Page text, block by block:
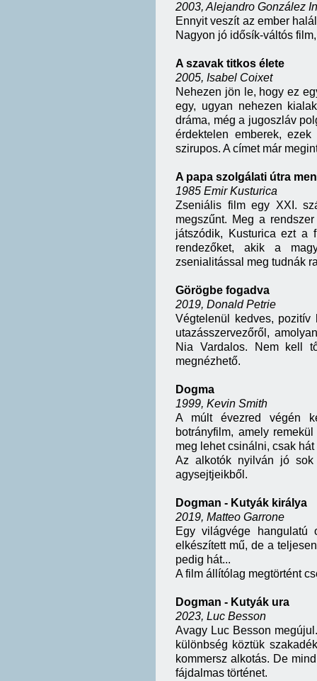
2003, Alejandro González
Ennyit veszít az ember
Nagyon jó idősík-váltós
A szavak titkos élete
2005, Isabel Coixet
Nehezen jön le, hogy ez
egy, ugyan nehezen
dráma, még a jugoszláv
érdektelen emberek,
szirupos. A címet már
A papa szolgálati útra
1985 Emir Kusturica
Zseniális film egy XXI.
megszűnt. Meg a
játszódik, Kusturica ezt a
rendezőket, akik a
zsenialitással meg tudnák
Görögbe fogadva
2019, Donald Petrie
Végtelenül kedves, pozitív
utazásszervezőről,
Nia Vardalos. Nem kell
megnézhető.
Dogma
1999, Kevin Smith
A múlt évezred végén
botrányfilm, amely
meg lehet csinálni, csak
Az alkotók nyilván jó
agysejtjeikből.
Dogman - Kutyák királya
2019, Matteo Garrone
Egy világvége
elkészített mű, de a
pedig hát...
A film állítólag megtörtént
Dogman - Kutyák ura
2023, Luc Besson
Avagy Luc Besson
különbség köztük
kommersz alkotás. De
fájdalmas történet.